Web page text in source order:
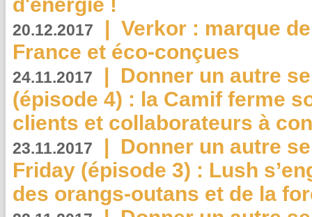
20.12.2017 | Verkor : marque
France et éco-conçues
24.11.2017 | Donner un autre
(épisode 4) : la Camif ferme
clients et collaborateurs à
23.11.2017 | Donner un autre
Friday (épisode 3) : Lush
des orangs-outans et de la